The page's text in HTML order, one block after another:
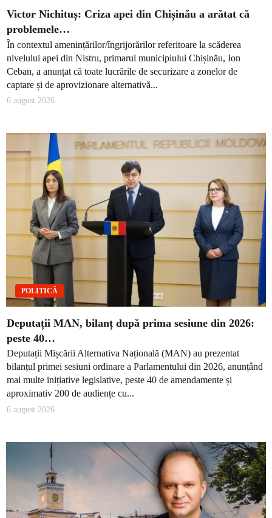
Victor Nichituș: Criza apei din Chișinău a arătat că
problemele…
În contextul amenințărilor/îngrijorărilor referitoare la scăderea
nivelului apei din Nistru, primarul municipiului Chișinău, Ion
Ceban, a anunțat că toate lucrările de securizare a zonelor de
captare și de aprovizionare alternativă...
6 august 2026
POLITICĂ
Deputații MAN, bilanț după prima sesiune din 2026:
peste 40…
Deputații Mișcării Alternativa Națională (MAN) au prezentat
bilanțul primei sesiuni ordinare a Parlamentului din 2026, anunțând
mai multe inițiative legislative, peste 40 de amendamente și
aproximativ 200 de audiențe cu...
6 august 2026